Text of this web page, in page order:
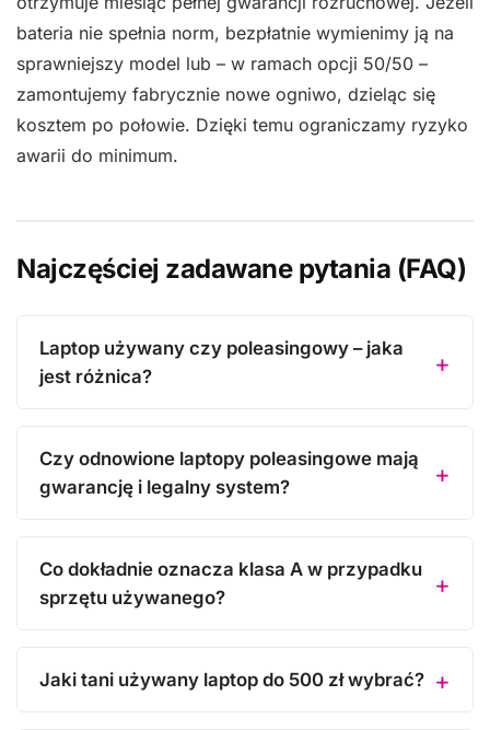
bateria nie spełnia norm, bezpłatnie wymienimy ją na
sprawniejszy model lub – w ramach opcji 50/50 –
zamontujemy fabrycznie nowe ogniwo, dzieląc się
kosztem po połowie. Dzięki temu ograniczamy ryzyko
awarii do minimum.
Najczęściej zadawane pytania (FAQ)
Laptop używany czy poleasingowy – jaka
jest różnica?
Czy odnowione laptopy poleasingowe mają
gwarancję i legalny system?
Co dokładnie oznacza klasa A w przypadku
sprzętu używanego?
Jaki tani używany laptop do 500 zł wybrać?